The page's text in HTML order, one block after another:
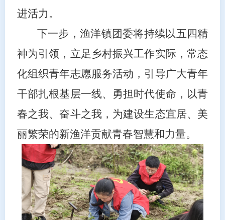
进活力。
下一步，渔洋镇团委将持续以五四精
神为引领，立足乡村振兴工作实际，常态
化组织青年志愿服务活动，引导广大青年
干部扎根基层一线、勇担时代使命，以青
春之我、奋斗之我，为建设生态宜居、美
丽繁荣的新渔洋贡献青春智慧和力量。